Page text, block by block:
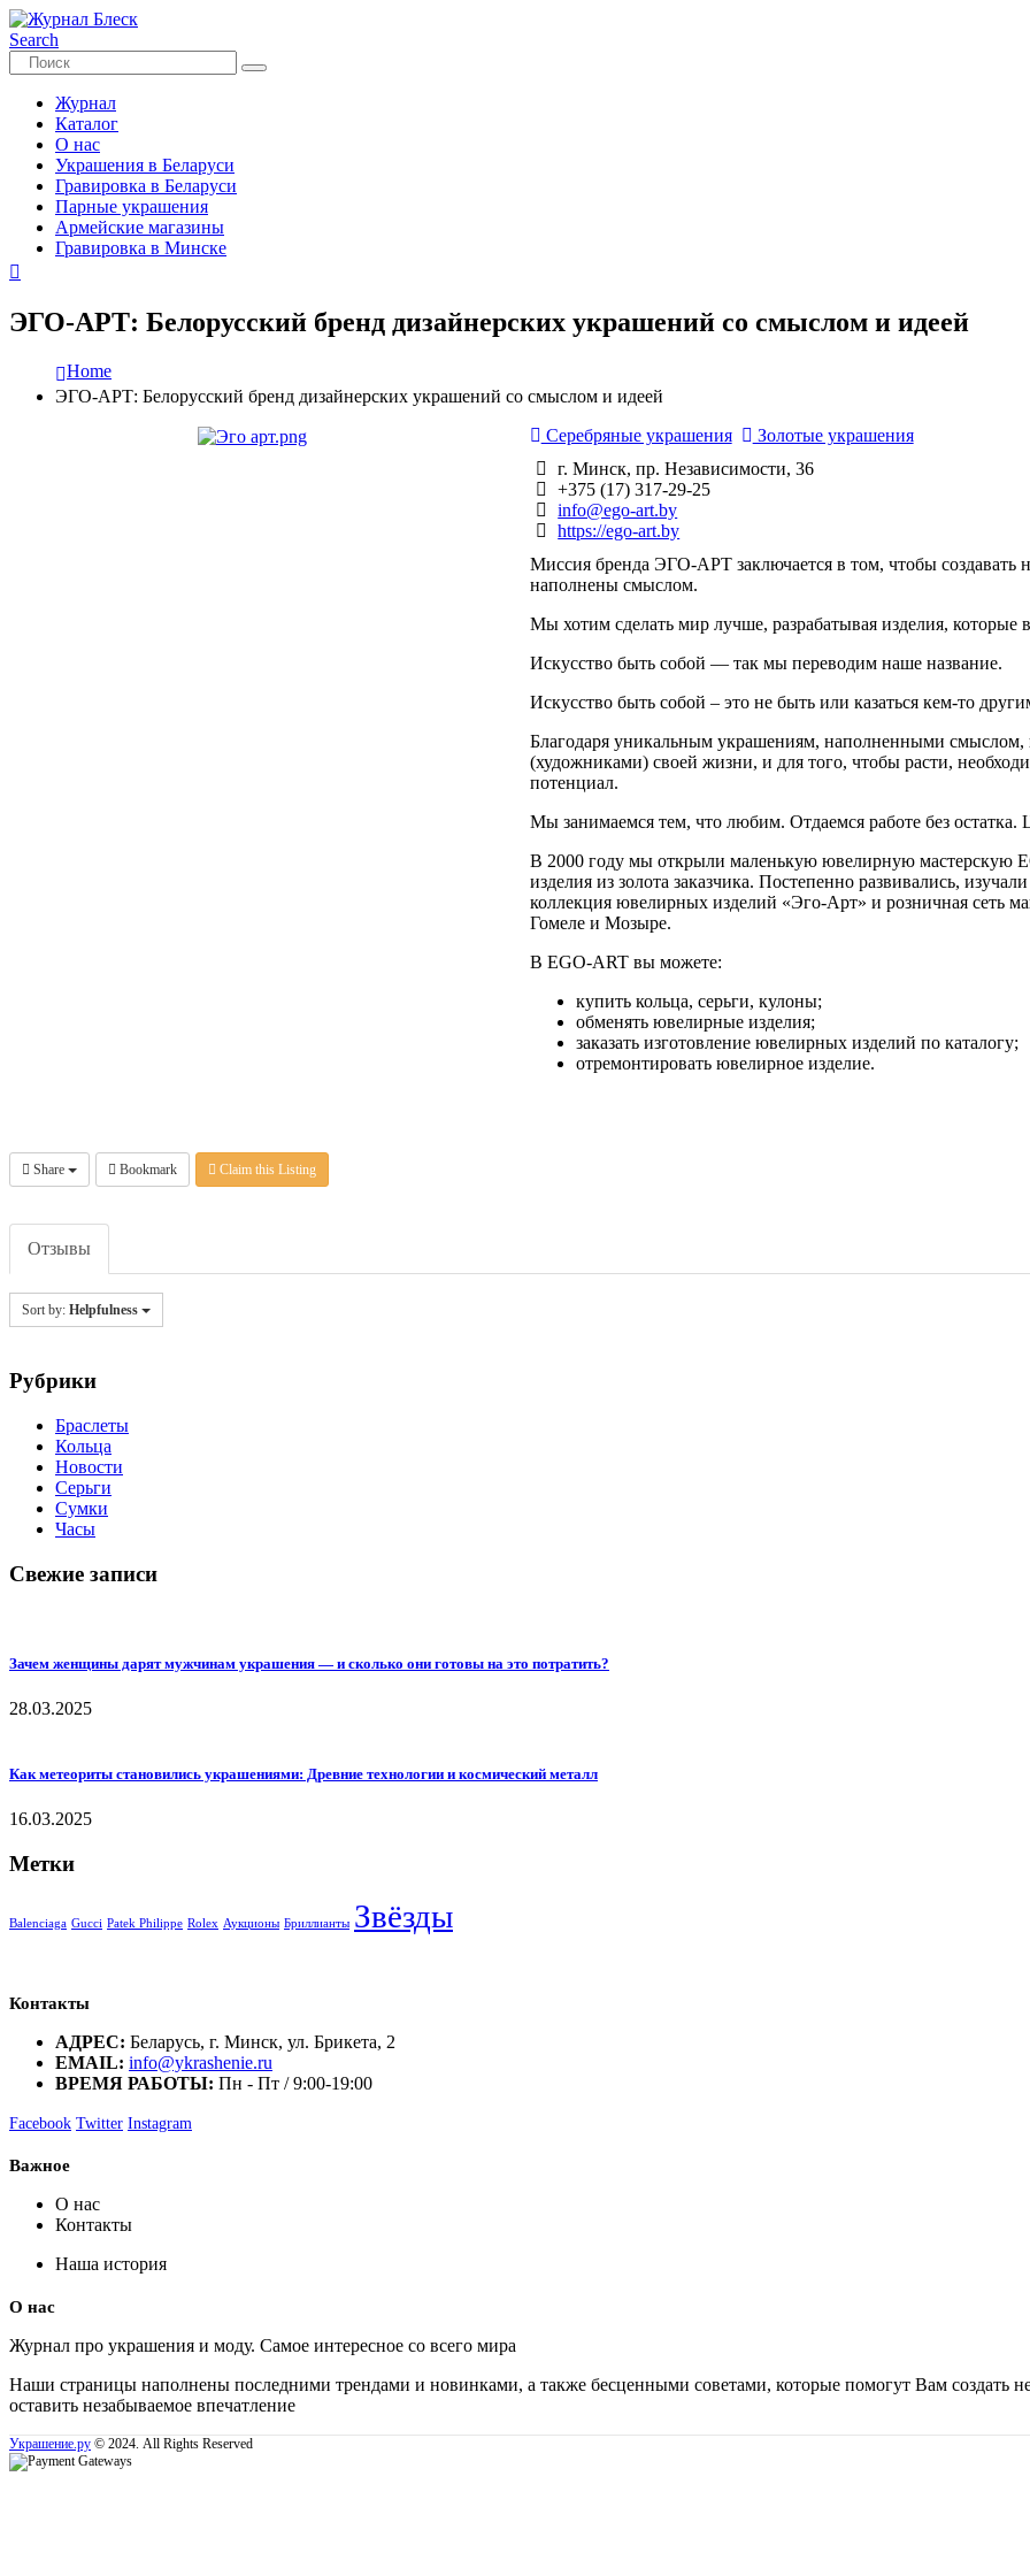
Search
Журнал
Каталог
О нас
Украшения в Беларуси
Гравировка в Беларуси
Парные украшения
Армейские магазины
Гравировка в Минске
ЭГО-АРТ: Белорусский бренд дизайнерских украшений со смыслом и идеей
Home
ЭГО-АРТ: Белорусский бренд дизайнерских украшений со смыслом и идеей
Серебряные украшения
Золотые украшения
г. Минск, пр. Независимости, 36
+375 (17) 317-29-25
info@ego-art.by
https://ego-art.by
Миссия бренда ЭГО-АРТ заключается в том, чтобы создавать
наполнены смыслом.
Мы хотим сделать мир лучше, разрабатывая изделия, которые
Искусство быть собой — так мы переводим наше название.
Искусство быть собой – это не быть или казаться кем-то
Благодаря уникальным украшениям, наполненными смыслом,
(художниками) своей жизни, и для того, чтобы расти,
потенциал.
Мы занимаемся тем, что любим. Отдаемся работе без
В 2000 году мы открыли маленькую ювелирную мастерскую
изделия из золота заказчика. Постепенно развивались,
коллекция ювелирных изделий «Эго-Арт» и розничная сеть
Гомеле и Мозыре.
В EGO-ART вы можете:
купить кольца, серьги, кулоны;
обменять ювелирные изделия;
заказать изготовление ювелирных изделий по каталогу;
отремонтировать ювелирное изделие.
Share Bookmark Claim this Listing
Отзывы
Sort by: Helpfulness
Рубрики
Браслеты
Кольца
Новости
Серьги
Сумки
Часы
Свежие записи
Зачем женщины дарят мужчинам украшения — и сколько они готовы на это потратить?
28.03.2025
Как метеориты становились украшениями: Древние технологии и космический металл
16.03.2025
Метки
Balenciaga Gucci Patek Philippe Rolex Аукционы Бриллианты Звёзды
Контакты
АДРЕС: Беларусь, г. Минск, ул. Брикета, 2
EMAIL: info@ykrashenie.ru
ВРЕМЯ РАБОТЫ: Пн - Пт / 9:00-19:00
Facebook Twitter Instagram
Важное
О нас
Контакты
Наша история
О нас
Журнал про украшения и моду. Самое интересное со всего мира
Наши страницы наполнены последними трендами и новинками, а также бесценными советами, которые помогут Вам создать
оставить незабываемое впечатление
Украшение.ру © 2024. All Rights Reserved